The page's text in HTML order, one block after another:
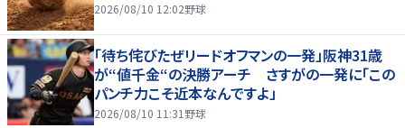
2026/08/10 12:02野球
「待ち侘びたぜリードオフマンの一発」阪神31歳
が“値千金“の決勝アーチ さすがの一発に「この
パンチ力こそ近本なんですよ」
2026/08/10 11:31 野球